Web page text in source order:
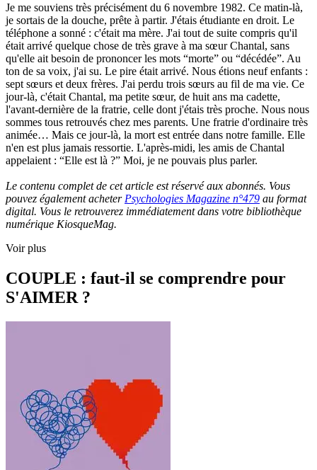
Je me souviens très précisément du 6 novembre 1982. Ce matin-là,
je sortais de la douche, prête à partir. J'étais étudiante en droit. Le
téléphone a sonné : c'était ma mère. J'ai tout de suite compris qu'il
était arrivé quelque chose de très grave à ma sœur Chantal, sans
qu'elle ait besoin de prononcer les mots “morte” ou “décédée”. Au
ton de sa voix, j'ai su. Le pire était arrivé. Nous étions neuf enfants :
sept sœurs et deux frères. J'ai perdu trois sœurs au fil de ma vie. Ce
jour-là, c'était Chantal, ma petite sœur, de huit ans ma cadette,
l'avant-dernière de la fratrie, celle dont j'étais très proche. Nous nous
sommes tous retrouvés chez mes parents. Une fratrie d'ordinaire très
animée… Mais ce jour-là, la mort est entrée dans notre famille. Elle
n'en est plus jamais ressortie. L'après-midi, les amis de Chantal
appelaient : “Elle est là ?” Moi, je ne pouvais plus parler.
Le contenu complet de cet article est réservé aux abonnés. Vous
pouvez également acheter Psychologies Magazine n°479 au format
digital. Vous le retrouverez immédiatement dans votre bibliothèque
numérique KiosqueMag.
Voir plus
COUPLE : faut-il se comprendre pour
S'AIMER ?